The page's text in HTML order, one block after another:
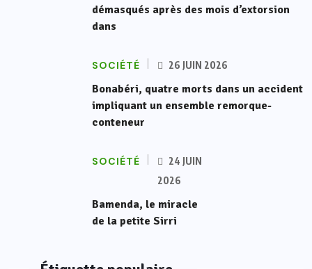
démasqués après des mois d’extorsion
dans
SOCIÉTÉ 26 JUIN 2026
Bonabéri, quatre morts dans un accident
impliquant un ensemble remorque-
conteneur
SOCIÉTÉ
24 JUIN
2026
Bamenda, le miracle
de la petite Sirri